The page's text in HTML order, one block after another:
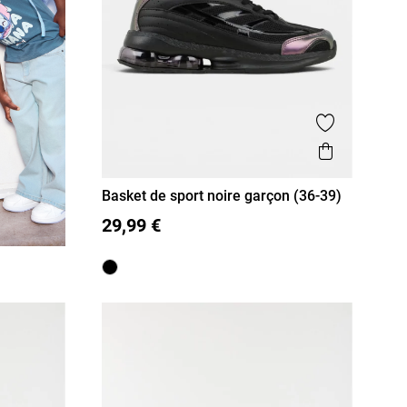
Ajouter
Aperçu
36 37
Basket de sport noire garçon (36-39)
29,99 €